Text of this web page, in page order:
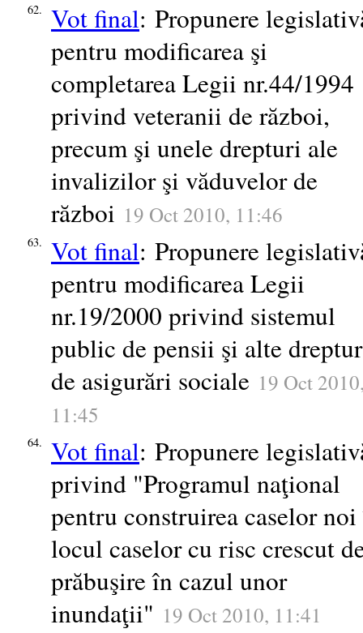
62. Vot final: Propunere
pentru modificarea şi
completarea Legii nr.44/1994
privind veteranii de război,
precum şi unele drepturi ale
invalizilor şi văduvelor de
război 19 Oct 2010, 11:46
63. Vot final: Propunere
pentru modificarea Legii
nr.19/2000 privind sistemul
public de pensii şi alte
de asigurări sociale 19 Oct
11:45
64. Vot final: Propunere
privind "Programul naţional
pentru construirea caselor
locul caselor cu risc crescut
prăbuşire în cazul unor
inundaţii" 19 Oct 2010, 11:41